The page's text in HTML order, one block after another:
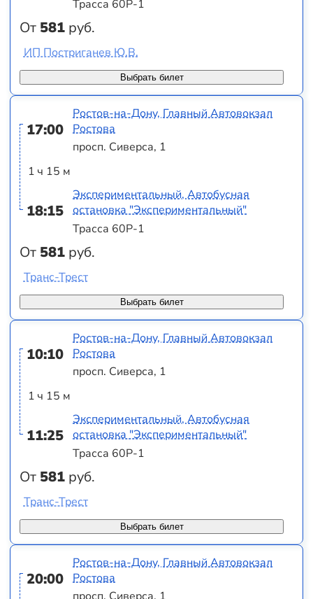
От 581 руб.
Трасса 60Р-1
Выбрать билет
ИП Постриганев Ю.В.
17:00
1 ч 15 м
18:15
От 581 руб.
Ростов-на-Дону, Главный Автовокзал
Ростова
просп. Сиверса, 1
Экспериментальный, Автобусная
остановка "Экспериментальный"
Трасса 60Р-1
Выбрать билет
Транс-Трест
10:10
1 ч 15 м
11:25
От 581 руб.
Ростов-на-Дону, Главный Автовокзал
Ростова
просп. Сиверса, 1
Экспериментальный, Автобусная
остановка "Экспериментальный"
Трасса 60Р-1
Выбрать билет
Транс-Трест
20:00
Ростов-на-Дону, Главный Автовокзал
Ростова